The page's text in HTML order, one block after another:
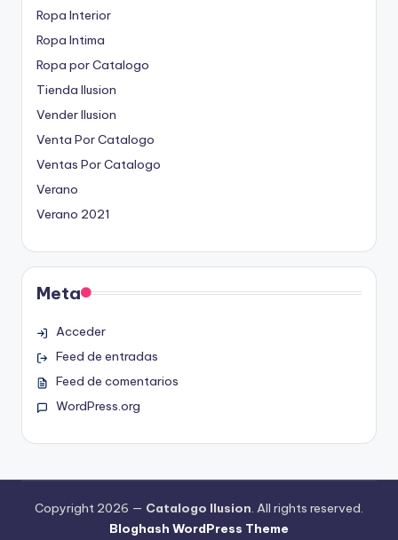
Ropa Interior
Ropa Intima
Ropa por Catalogo
Tienda Ilusion
Vender Ilusion
Venta Por Catalogo
Ventas Por Catalogo
Verano
Verano 2021
Meta
Acceder
Feed de entradas
Feed de comentarios
WordPress.org
Copyright 2026 — Catalogo Ilusion. All rights reserved.
Bloghash WordPress Theme